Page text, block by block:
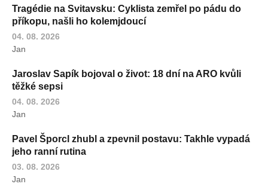
Tragédie na Svitavsku: Cyklista zemřel po pádu do
příkopu, našli ho kolemjdoucí
04. 08. 2026
Jan
Jaroslav Sapík bojoval o život: 18 dní na ARO kvůli
těžké sepsi
04. 08. 2026
Jan
Pavel Šporcl zhubl a zpevnil postavu: Takhle vypadá
jeho ranní rutina
03. 08. 2026
Jan